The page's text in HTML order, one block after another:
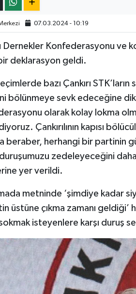
07.03.2024 - 10:19
Dernekler Konfederasyonu ve
deklarasyon geldi.
bazı Çankırı STK’ların
bölünmeye sevk edeceğine
olarak kolay lokma
Çankırılının kapısı
beraber, herhangi bir partinin
zedeleyeceğini
yer verildi.
metninde ‘şimdiye kadar
üstüne çıkma zamanı geldiği’
sokmak isteyenlere karşı duruş